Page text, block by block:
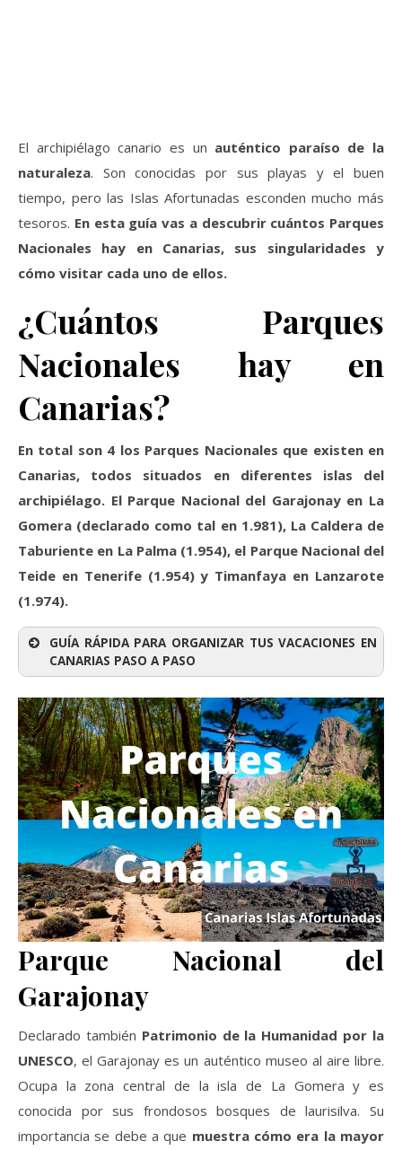
El archipiélago canario es un auténtico paraíso de la
naturaleza. Son conocidas por sus playas y el buen
tiempo, pero las Islas Afortunadas esconden mucho más
tesoros. En esta guía vas a descubrir cuántos Parques
Nacionales hay en Canarias, sus singularidades y
cómo visitar cada uno de ellos.
¿Cuántos Parques
Nacionales hay en
Canarias?
En total son 4 los Parques Nacionales que existen en
Canarias, todos situados en diferentes islas del
archipiélago. El Parque Nacional del Garajonay en La
Gomera (declarado como tal en 1.981), La Caldera de
Taburiente en La Palma (1.954), el Parque Nacional del
Teide en Tenerife (1.954) y Timanfaya en Lanzarote
(1.974).
GUÍA RÁPIDA PARA ORGANIZAR TUS VACACIONES EN
CANARIAS PASO A PASO
Qué isla elegir para tus vacaciones en
Canarias
1. VUELOS BARATOS
Consigue Vuelos Baratos a las Islas Canarias
2. ALOJAMIENTO
Mejores Hoteles Todo Incluido en Canarias
Villas y Casas Rurales con Piscina Privada en
Canarias
3. ACTIVIDADES, TOURS Y EXCURSIONES ENTRE
ISLAS
Mejores Actividades y Excursiones que hacer
4. COCHES DE ALQUILER
Coches de Alquiler en las Islas Canarias
Parque Nacional del
Garajonay
Declarado también Patrimonio de la Humanidad por la
UNESCO, el Garajonay es un auténtico museo al aire libre.
Ocupa la zona central de la isla de La Gomera y es
conocida por sus frondosos bosques de laurisilva. Su
importancia se debe a que muestra cómo era la mayor